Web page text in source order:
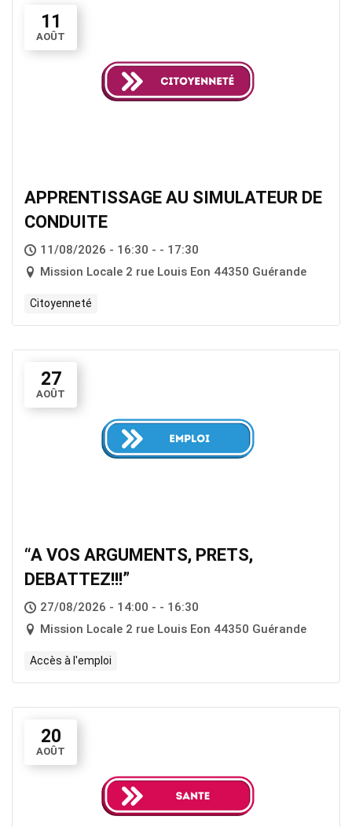
11
AOÛT
APPRENTISSAGE AU SIMULATEUR DE
CONDUITE
11/08/2026 - 16:30 - - 17:30
Mission Locale 2 rue Louis Eon 44350 Guérande
Citoyenneté
27
AOÛT
“A VOS ARGUMENTS, PRETS,
DEBATTEZ!!!”
27/08/2026 - 14:00 - - 16:30
Mission Locale 2 rue Louis Eon 44350 Guérande
Accès à l'emploi
20
AOÛT